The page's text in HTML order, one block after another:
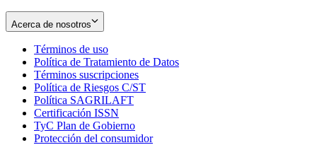
Acerca de nosotros
Términos de uso
in
new
window
Política de Tratamiento de Datos
Términos suscripciones
in
Política de Riesgos C/ST
Política SAGRILAFT
new
window
Certificación ISSN
in
new
TyC Plan de Gobierno
in
Protección del consumidorOpens